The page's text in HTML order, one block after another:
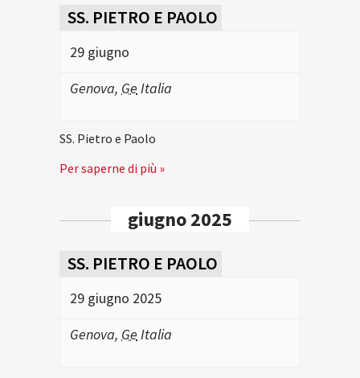
SS. PIETRO E PAOLO
29 giugno
Genova, Ge Italia
SS. Pietro e Paolo
Per saperne di più »
giugno 2025
SS. PIETRO E PAOLO
29 giugno 2025
Genova, Ge Italia